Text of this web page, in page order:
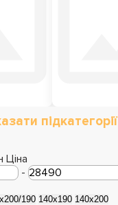
підкатегорії
Ціна
-
190 140x190 140x200